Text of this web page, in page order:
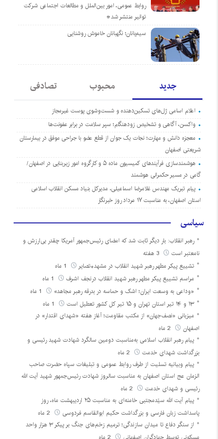
روابط عمومی، امور بین‌الملل و مطالعات اجتماعی شرکت
توانیر منتشر شد*
سیم‌بانان؛ نگهبانان خاموش روشنایی
جدید محبوب تصادفی
اعلام اسامی ژل‌های تسکین‌دهنده و شست‌وشوی پوست غیرمجاز
واکسن، آگاهی و تشخیص زودهنگام؛ سپر سلامت در برابر عفونت‌ها
معجزه دانش و مهارت؛ نجات یک جوان از قطع عضو با جراحی موفق در بیمارستان
شریعتی اصفهان
هوشمندسازی فرآیندهای کمیسیون ماده ۵ و کارگروه امور زیربنایی در اصفهان/
گامی در مسیر حکمرانی هوشمند
پیام تبریک مهندس غلامرضا اسماعیلی، مدیرکل بنیاد مسکن انقلاب اسلامی
استان اصفهان، به مناسبت ۱۷ مرداد روز خبرنگار
سیاسی
رهبر انقلاب: بار دیگر ثابت شد که امضای رئیس‌جمهور آمریکا چقدر بی‌ارزش و
نامعتبر است
3 هفته
تشییع پیکر مطهر رهبر شهید انقلاب در مشهد+تصایر
مراسم تشییع پیکر مطهر رهبر شهید انقلاب درنجف اشرف
«وداعی به وسعت ایران؛ اشک و حماسه در بدرقه رهبر مجاهد»
۱۳ و ۱۴ تیر استان تهران و ۱۵ تیر کل کشور تعطیل است
میزبانی «نصف‌جهان» از مکتب مقاومت؛ آغاز هفته «شهدای اقتدار» در
اصفهان
پیام رهبر انقلاب اسلامی به‌مناسبت دومین سالگرد شهادت شهید رئیسی و
بزرگداشت شهدای خدمت
پیام وبیانیه تسلیت از طرف روابط عمومی و تبلیغات سپاه حضرت صاحب
الزمان عج استان اصفهان به مناسبت سالروز شهادت رئیس‌جمهور شهید آیت الله
رئیسی و شهدای خدمت
پیام آیت الله سیّدمجتبی خامنه‌ای به مناسبت ۲۵ اردیبهشت ماه، روز
پاسداشت زبان فارسی و بزرگداشت حکیم ابوالقاسم فردوسی
از سنگر دفاع تا میدان سازندگی؛ ترمیم زخم‌های جنگ بر پیکر ۳ هزار واحد